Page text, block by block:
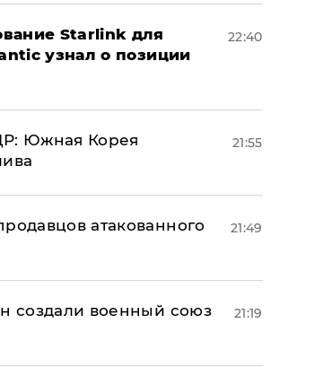
Starlink для
узнал о позиции
22:40
Южная Корея
21:55
атакованного
21:49
создали военный союз
21:19